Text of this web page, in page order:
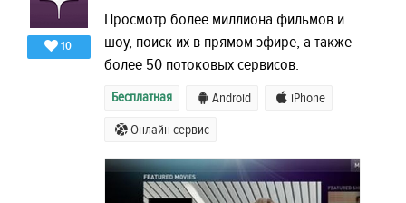
10
Просмотр более миллиона фильмов и
шоу, поиск их в прямом эфире, а также
более 50 потоковых сервисов.
Бесплатная Android iPhone
Онлайн сервис